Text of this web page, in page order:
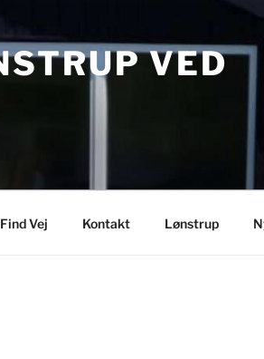
VED
Find Vej Kontakt Lønstrup